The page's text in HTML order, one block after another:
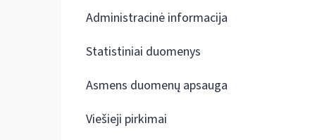
Administracinė informacija
Statistiniai duomenys
Asmens duomenų apsauga
Viešieji pirkimai